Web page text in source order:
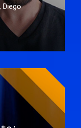
Diego